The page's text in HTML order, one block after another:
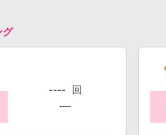
グ
---- 回
----